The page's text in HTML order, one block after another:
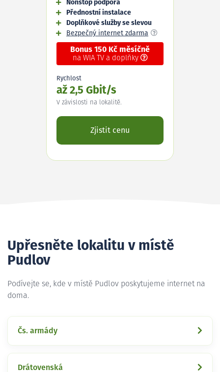
Nonstop podpora
Přednostní instalace
Doplňkové služby se slevou
Bezpečný internet zdarma
Bonus 150 Kč měsíčně
na WIA TV a doplňky
Rychlost
až 2,5 Gbit/s
V závislosti na lokalitě.
Zjistit cenu
Upřesněte lokalitu v místě
Pudlov
Podívejte se, kde v místě Pudlov poskytujeme internet na
doma.
Čs. armády
Drátovenská